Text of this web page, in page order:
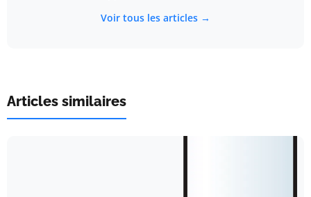
Voir tous les articles →
Articles similaires